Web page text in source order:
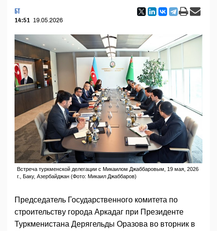
БТ
14:51 19.05.2026
Встреча туркменской делегации с Микаилом Джаббаровым, 19 мая, 2026
г., Баку, Азербайджан (Фото: Микаил Джаббаров)
Председатель Государственного комитета по
строительству города Аркадаг при Президенте
Туркменистана Дерягельды Оразова во вторник в